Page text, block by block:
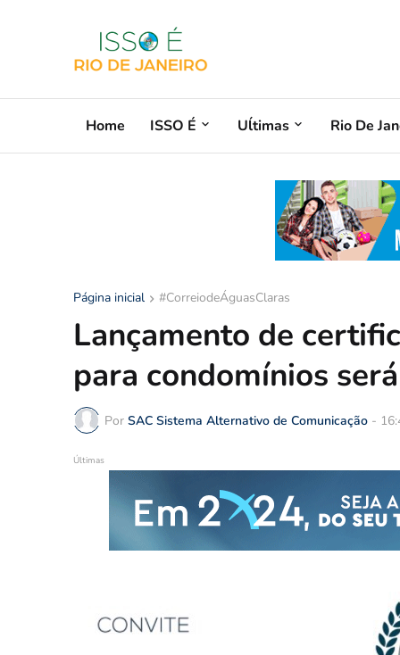
Home ISSO É Uĺtimas Rio De
Página inicial #CorreiodeÁguasClaras
Lançamento de
para condomínios
Por SAC Sistema Alternativo de Comunicação -
Últimas